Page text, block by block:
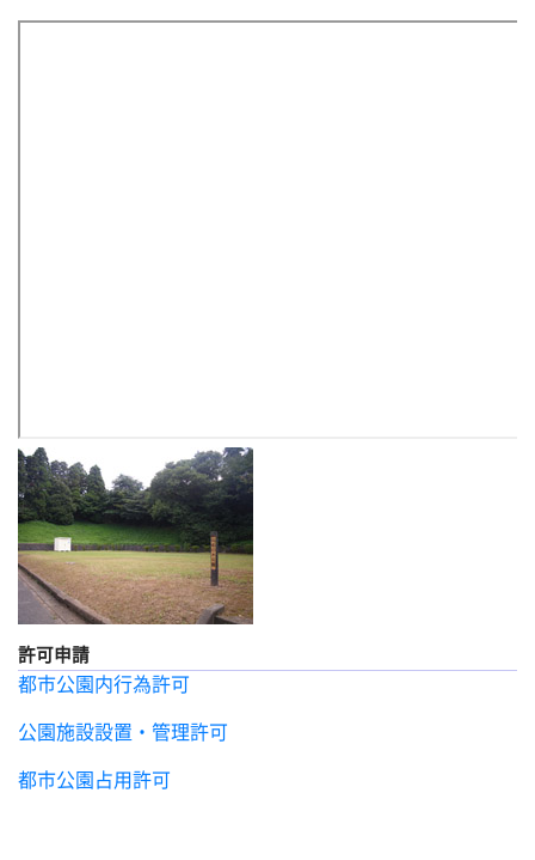
許可申請
都市公園内行為許可
公園施設設置・管理許可
都市公園占用許可